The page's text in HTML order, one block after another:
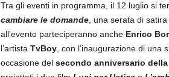
Tra gli eventi in programma, il 12 luglio si
cambiare le domande, una serata di
all’evento parteciperanno anche Enrico
l’artista TvBoy, con l’inaugurazione di una
occasione del secondo anniversario